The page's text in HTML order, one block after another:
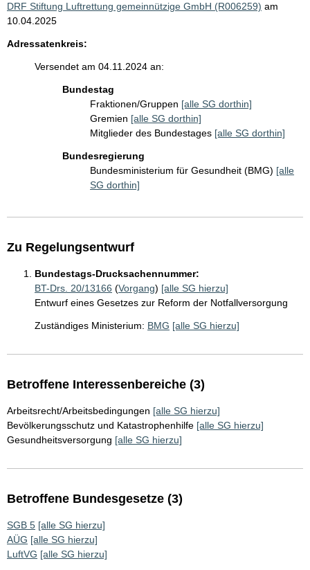
DRF Stiftung Luftrettung gemeinnützige GmbH (R006259) am
10.04.2025
Adressatenkreis:
Versendet am 04.11.2024 an:
Bundestag
Fraktionen/Gruppen [alle SG dorthin]
Gremien [alle SG dorthin]
Mitglieder des Bundestages [alle SG dorthin]
Bundesregierung
Bundesministerium für Gesundheit (BMG) [alle
SG dorthin]
Zu Regelungsentwurf
Bundestags-Drucksachennummer:
BT-Drs. 20/13166 (Vorgang) [alle SG hierzu]
Entwurf eines Gesetzes zur Reform der Notfallversorgung
Zuständiges Ministerium: BMG [alle SG hierzu]
Betroffene Interessenbereiche (3)
Arbeitsrecht/Arbeitsbedingungen [alle SG hierzu]
Bevölkerungsschutz und Katastrophenhilfe [alle SG hierzu]
Gesundheitsversorgung [alle SG hierzu]
Betroffene Bundesgesetze (3)
SGB 5 [alle SG hierzu]
AÜG [alle SG hierzu]
LuftVG [alle SG hierzu]